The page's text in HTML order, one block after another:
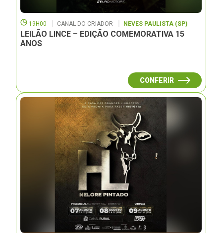
19H00 CANAL DO CRIADOR NEVES PAULISTA (SP)
LEILÃO LINCE – EDIÇÃO COMEMORATIVA 15
ANOS
CONFERIR